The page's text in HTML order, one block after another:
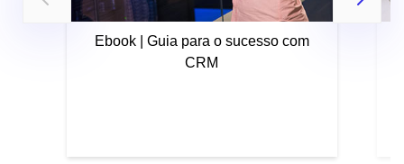
Ebook | Guia para o sucesso com
CRM